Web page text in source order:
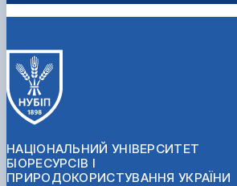
НАЦІОНАЛЬНИЙ УНІВЕРСИТЕТ
БІОРЕСУРСІВ І
ПРИРОДОКОРИСТУВАННЯ УКРАЇНИ